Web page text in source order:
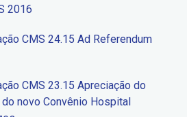
2016
CMS 24.15 Ad Referendum
CMS 23.15 Apreciação do
novo Convênio Hospital